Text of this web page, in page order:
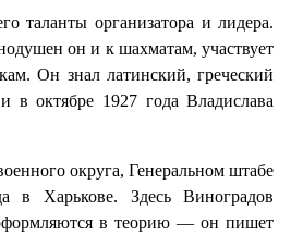
таланты организатора и лидера.
он и к шахматам, участвует
Он знал латинский, греческий
в октябре 1927 года Владислава
округа, Генеральном штабе
в Харькове. Здесь Виноградов
оформляются в теорию — он пишет